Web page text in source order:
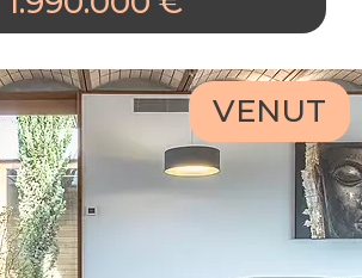
VENUT